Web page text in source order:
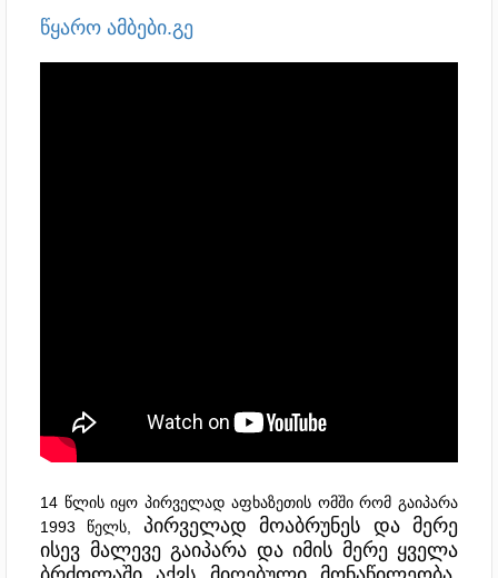
წყარო ამბები.გე
14 წლის იყო პირველად აფხაზეთის ომში რომ გაიპარა
1993 წელს, პირველად მოაბრუნეს და მერე
ისევ მალევე გაიპარა და იმის მერე ყველა